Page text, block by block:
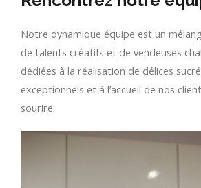
Notre dynamique équipe est un
de talents créatifs et de vendeuses
dédiées à la réalisation de délices
exceptionnels et à l’accueil de nos
sourire.